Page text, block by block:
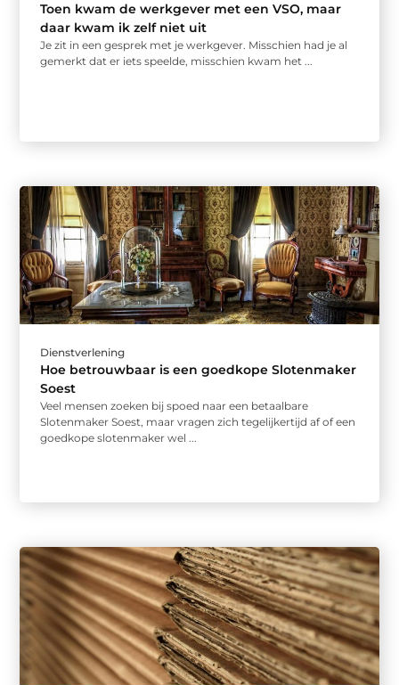
Toen kwam de werkgever met een VSO, maar
daar kwam ik zelf niet uit
Je zit in een gesprek met je werkgever. Misschien had je al
gemerkt dat er iets speelde, misschien kwam het ...
Dienstverlening
Hoe betrouwbaar is een goedkope Slotenmaker
Soest
Veel mensen zoeken bij spoed naar een betaalbare
Slotenmaker Soest, maar vragen zich tegelijkertijd af of een
goedkope slotenmaker wel ...